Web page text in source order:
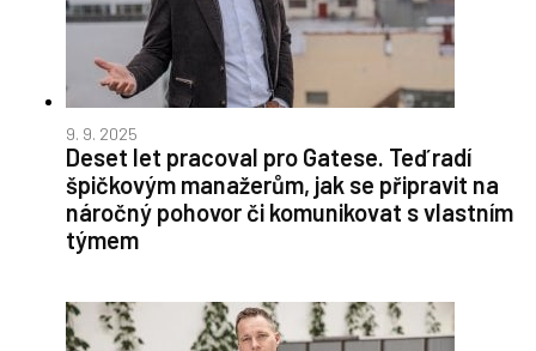
9. 9. 2025
Deset let pracoval pro Gatese. Teď radí
špičkovým manažerům, jak se připravit na
náročný pohovor či komunikovat s vlastním
týmem